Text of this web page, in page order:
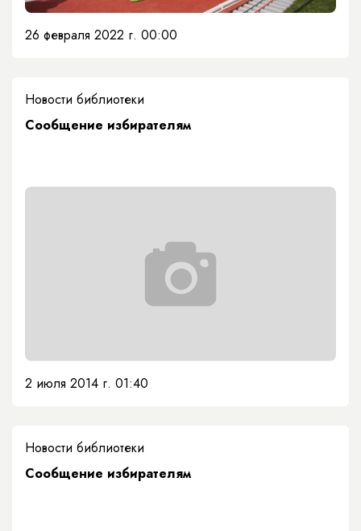
26 февраля 2022 г. 00:00
Новости библиотеки
Сообщение избирателям
2 июля 2014 г. 01:40
Новости библиотеки
Сообщение избирателям